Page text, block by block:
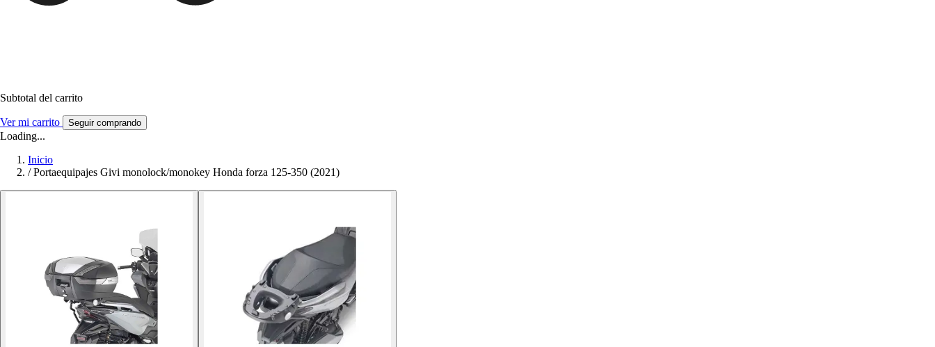
Subtotal del carrito
Ver mi carrito Seguir comprando
Loading...
Inicio
/ Portaequipajes Givi monolock/monokey Honda forza 125-350 (2021)